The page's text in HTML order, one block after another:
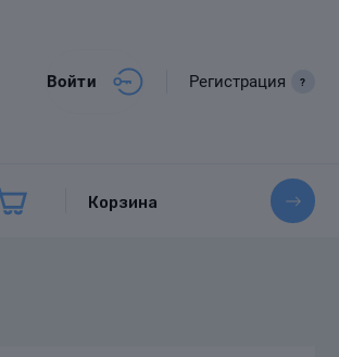
Войти Регистрация ?
Корзина